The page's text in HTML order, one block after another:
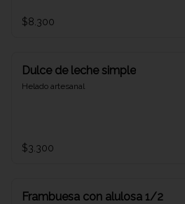
$8.300
Dulce de leche simple
Helado artesanal
$3.300
Frambuesa con alulosa 1/2